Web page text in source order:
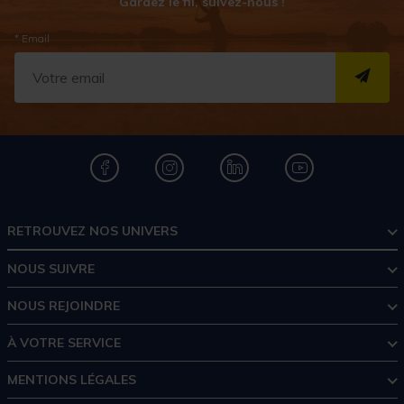
* Email
RETROUVEZ NOS UNIVERS
NOUS SUIVRE
NOUS REJOINDRE
À VOTRE SERVICE
MENTIONS LÉGALES